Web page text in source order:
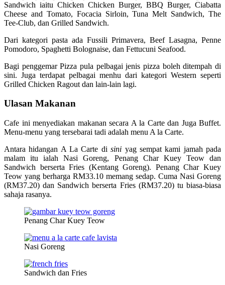
Sandwich iaitu Chicken Chicken Burger, BBQ Burger, Ciabatta
Cheese and Tomato, Focacia Sirloin, Tuna Melt Sandwich, The
Tee-Club, dan Grilled Sandwich.
Dari kategori pasta ada Fussili Primavera, Beef Lasagna, Penne
Pomodoro, Spaghetti Bolognaise, dan Fettucuni Seafood.
Bagi penggemar Pizza pula pelbagai jenis pizza boleh ditempah di
sini. Juga terdapat pelbagai menhu dari kategori Western seperti
Grilled Chicken Ragout dan lain-lain lagi.
Ulasan Makanan
Cafe ini menyediakan makanan secara A la Carte dan Juga Buffet.
Menu-menu yang tersebarai tadi adalah menu A la Carte.
Antara hidangan A La Carte disini yag sempat kami jamah pada
malam itu ialah Nasi Goreng, Penang Char Kuey Teow dan
Sandwich berserta Fries (Kentang Goreng). Penang Char Kuey
Teow yang berharga RM33.10 memang sedap. Cuma Nasi Goreng
(RM37.20) dan Sandwich berserta Fries (RM37.20) tu biasa-biasa
sahaja rasanya.
Penang Char Kuey Teow
Nasi Goreng
Sandwich dan Fries